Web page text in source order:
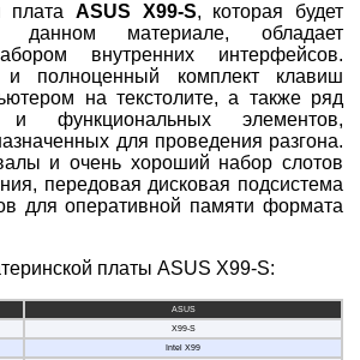
платаASUS X99-S, которая будет
данном материале, обладает
внутренних интерфейсов.
полноценный комплект клавиш
на текстолите, а также ряд
и функциональных элементов,
для проведения разгона.
и очень хороший набор слотов
передовая дисковая подсистема
для оперативной памяти формата
платы ASUS X99-S:
ASUS
X99-S
Intel X99